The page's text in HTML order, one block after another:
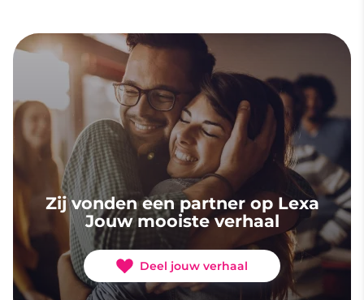
Zij vonden een partner op Lexa
Jouw mooiste verhaal
Deel jouw verhaal